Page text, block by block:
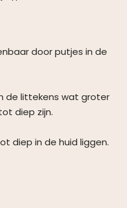
door putjes in de
de littekens wat groter
diep zijn.
diep in de huid liggen.